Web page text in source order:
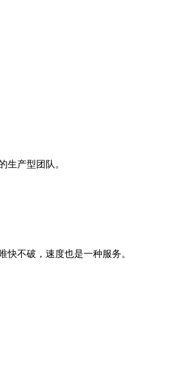
生产型团队。
不破，速度也是一种服务。